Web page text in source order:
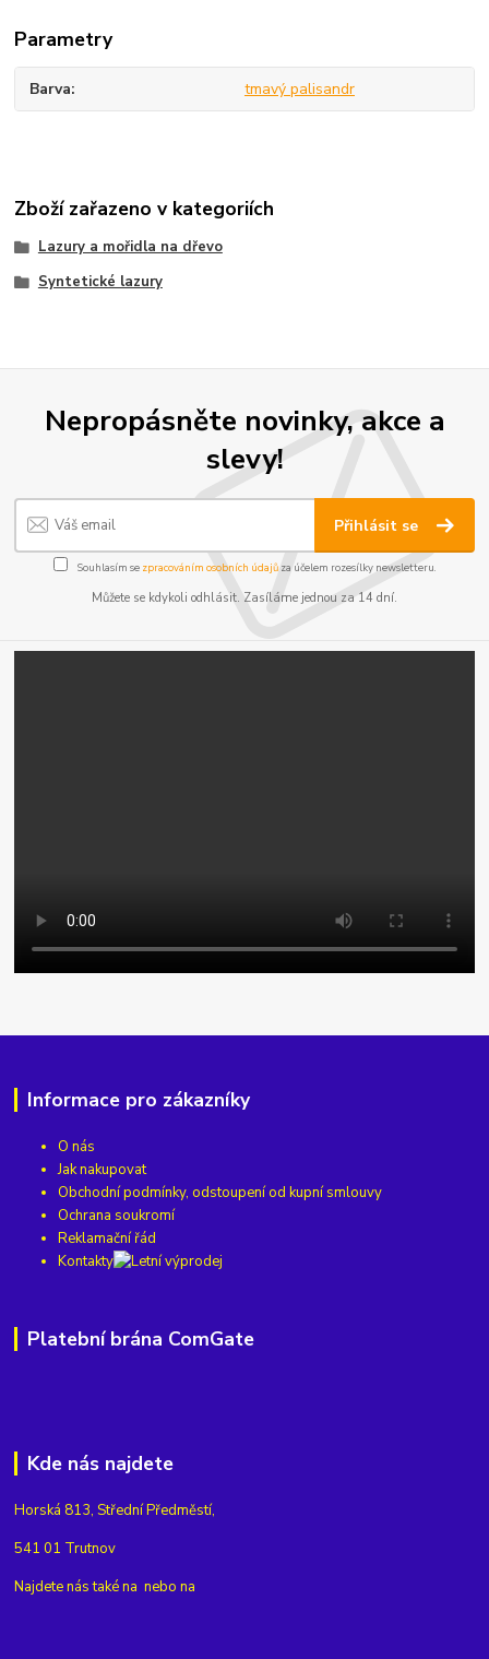
Parametry
Barva tmavý palisandr
Zboží zařazeno v kategoriích
Lazury a mořidla na dřevo
Syntetické lazury
Nepropásněte novinky, akce a
slevy!
Přihlásit se
Souhlasím se zpracováním osobních údajůza účelem rozesílky newsletteru.
Můžete se kdykoli odhlásit. Zasíláme jednou za 14 dní.
Informace pro zákazníky
O nás
Jak nakupovat
Obchodní podmínky, odstoupení od kupní smlouvy
Ochrana soukromí
Reklamační řád
Kontakty
Platební brána ComGate
Kde nás najdete
Horská 813, Střední Předměstí,
541 01 Trutnov
Najdete nás také na nebo na